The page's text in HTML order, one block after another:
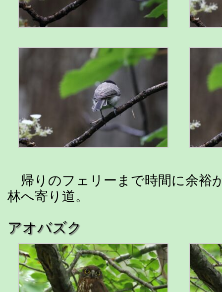
帰りのフェリーまで時間に余裕
林へ寄り道。
アオバズク